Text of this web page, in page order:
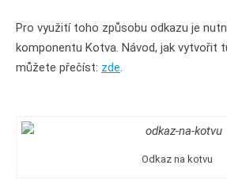
Pro využití toho způsobu odkazu je
komponentu Kotva. Návod, jak vytvořit
můžete přečíst: zde.
Odkaz na kotvu